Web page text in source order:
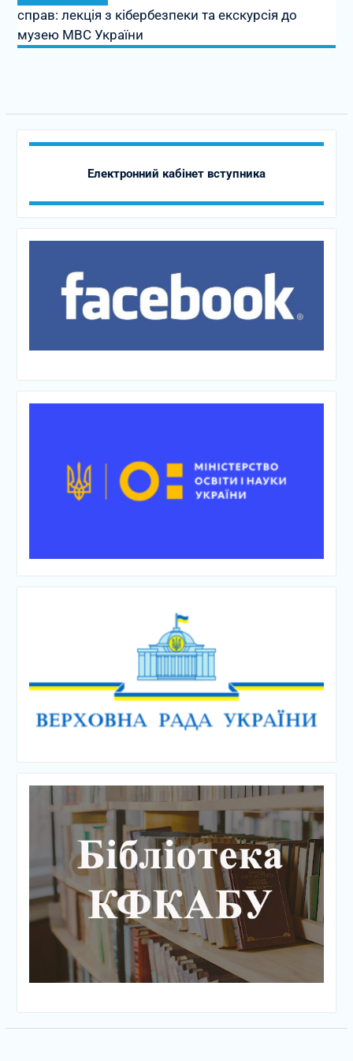
справ: лекція з кібербезпеки та екскурсія до
музею МВС України
Електронний кабінет вступника